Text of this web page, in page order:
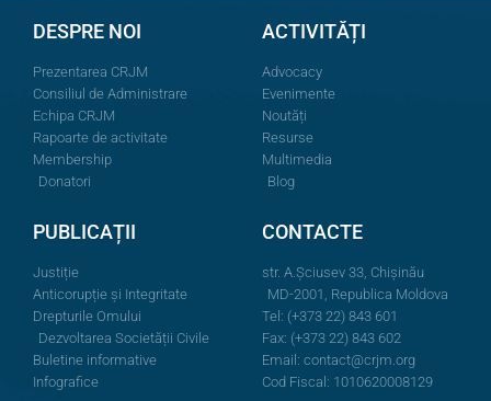
DESPRE NOI
Prezentarea CRJM
Consiliul de Administrare
Echipa CRJM
Rapoarte de activitate
Membership
Donatori
ACTIVITĂȚI
Advocacy
Evenimente
Noutăți
Resurse
Multimedia
Blog
PUBLICAȚII
Justiție
Anticorupție și Integritate
Drepturile Omului
Dezvoltarea Societății Civile
Buletine informative
Infografice
CONTACTE
str. A.Şciusev 33, Chișinău
MD-2001, Republica Moldova
Tel: (+373 22) 843 601
Fax: (+373 22) 843 602
Email: contact@crjm.org
Cod Fiscal: 1010620008129